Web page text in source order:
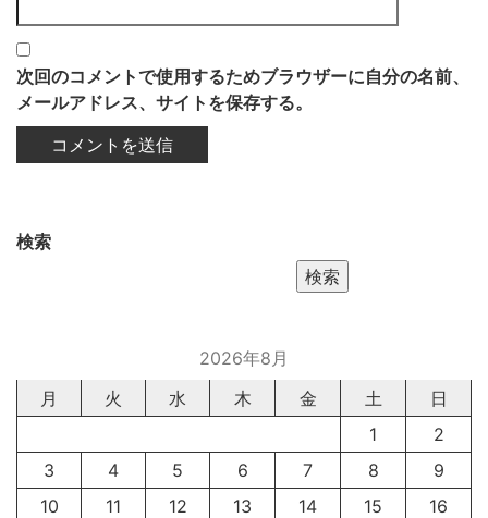
次回のコメントで使用するためブラウザーに自分の名前、
メールアドレス、サイトを保存する。
検索
検索
2026年8月
月
火 水 木 金 土
日
1
2
3
4 5 6 7 8
9
10
11 12 13 14 15
16